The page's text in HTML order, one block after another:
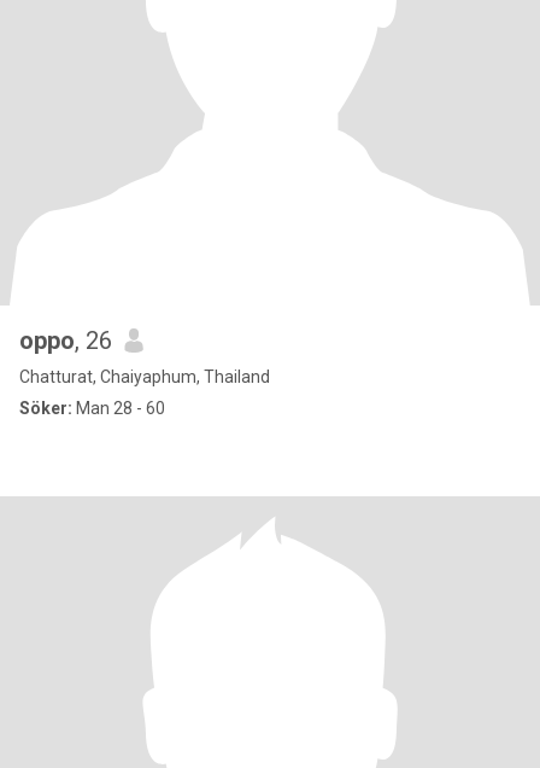
oppo, 26
Chatturat, Chaiyaphum, Thailand
Söker: Man 28 - 60